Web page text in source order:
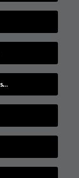
Die Geschichte des menschlichen Kannibalismus